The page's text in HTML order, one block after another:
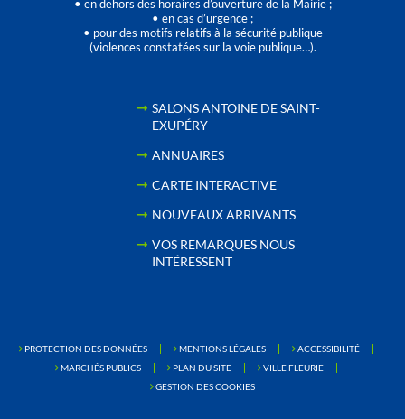
• en dehors des horaires d’ouverture de la Mairie ;
• en cas d’urgence ;
• pour des motifs relatifs à la sécurité publique
(violences constatées sur la voie publique…).
SALONS ANTOINE DE SAINT-
EXUPÉRY
ANNUAIRES
CARTE INTERACTIVE
NOUVEAUX ARRIVANTS
VOS REMARQUES NOUS
INTÉRESSENT
PROTECTION DES DONNÉES MENTIONS LÉGALES
ACCESSIBILITÉ
MARCHÉS PUBLICS
PLAN DU SITE
VILLE FLEURIE
GESTION DES COOKIES